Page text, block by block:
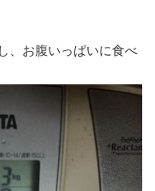
、お腹いっぱいに食べ